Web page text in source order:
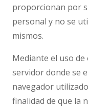
proporcionan por
personal y no se
mismos.
Mediante el uso
servidor donde se
navegador
finalidad de que la